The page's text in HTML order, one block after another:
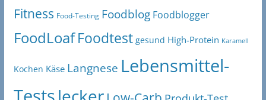
Fitness Food-Testing Foodblog Foodblogger
FoodLoaf Foodtest gesund High-Protein Karamell
Kochen Käse Langnese Lebensmittel-
Tests